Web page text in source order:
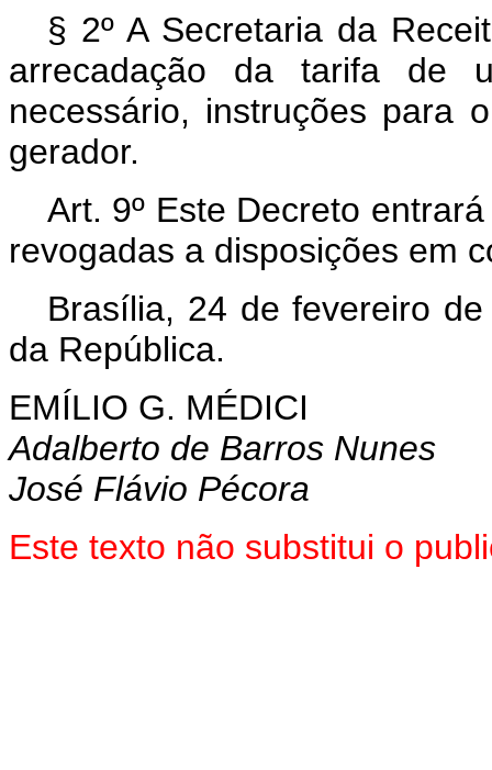
§ 2º A Secretaria da
arrecadação da tarifa de
necessário, instruções para
gerador.
Art. 9º Este Decreto
revogadas a disposições em
Brasília, 24 de fevereiro
da República.
EMÍLIO G. MÉDICI
Adalberto de Barros Nunes
José Flávio Pécora
Este texto não substitui o